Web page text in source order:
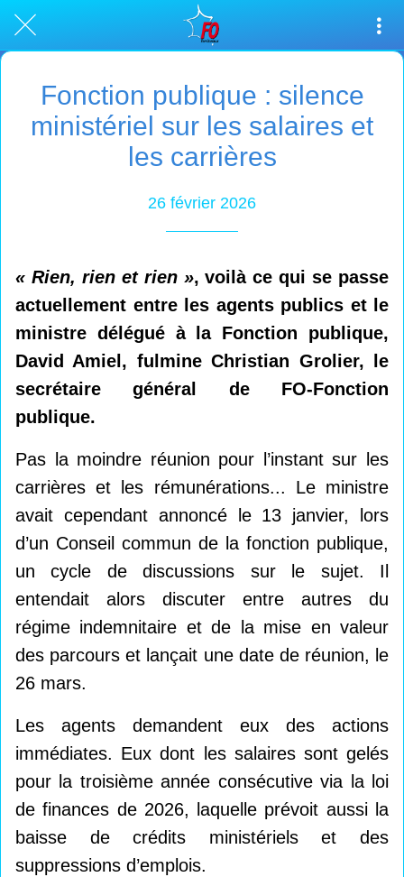
Fonction publique : silence
ministériel sur les salaires et
les carrières
26 février 2026
« Rien, rien et rien », voilà ce qui se passe
actuellement entre les agents publics et le
ministre délégué à la Fonction publique,
David Amiel, fulmine Christian Grolier, le
secrétaire général de FO-Fonction
publique.
Pas la moindre réunion pour l’instant sur les
carrières et les rémunérations... Le ministre
avait cependant annoncé le 13 janvier, lors
d’un Conseil commun de la fonction publique,
un cycle de discussions sur le sujet. Il
entendait alors discuter entre autres du
régime indemnitaire et de la mise en valeur
des parcours et lançait une date de réunion, le
26 mars.
Les agents demandent eux des actions
immédiates. Eux dont les salaires sont gelés
pour la troisième année consécutive via la loi
de finances de 2026, laquelle prévoit aussi la
baisse de crédits ministériels et des
suppressions d’emplois.